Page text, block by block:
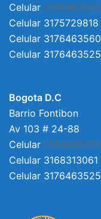
Celular 3176463525
Celular 3175729818
Celular 3176463560
Celular 3176463525
Bogota D.C
Barrio Fontibon
Av 103 # 24-88
Celular 3163895401
Celular 3168313061
Celular 3176463525